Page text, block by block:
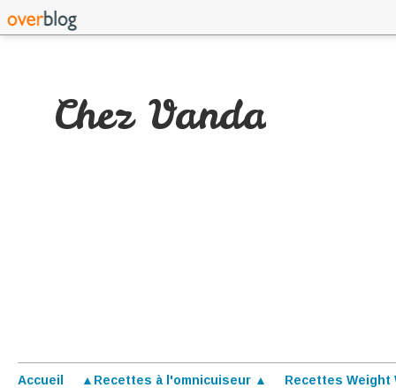
Chez Vanda
Accueil ▲Recettes à l'omnicuiseur ▲ Recettes Weight